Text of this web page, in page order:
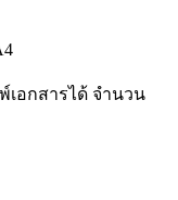
เอกสารได้ จำนวน